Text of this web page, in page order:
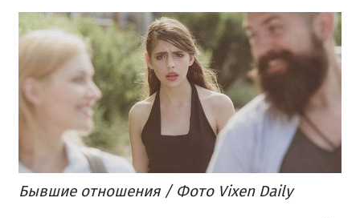
Бывшие отношения / Фото Vixen Daily